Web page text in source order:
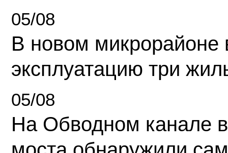
05/08
В новом микрорайоне
эксплуатацию три
05/08
На Обводном канале